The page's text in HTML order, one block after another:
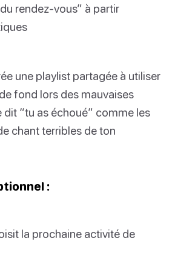
rendez-vous” à partir
une playlist partagée à utiliser
fond lors des mauvaises
dit “tu as échoué” comme les
chant terribles de ton
:
la prochaine activité de